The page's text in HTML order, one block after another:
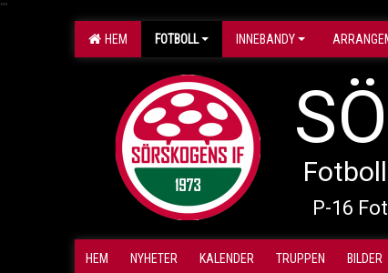
""
HEM FOTBOLL INNEBANDY
Fotboll
P-16
HEM NYHETER KALENDER TRUPPEN BILDER